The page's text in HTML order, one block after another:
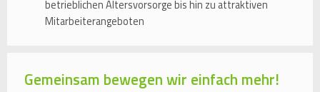
betrieblichen Altersvorsorge bis hin zu attraktiven
Mitarbeiterangeboten
Gemeinsam bewegen wir einfach mehr!